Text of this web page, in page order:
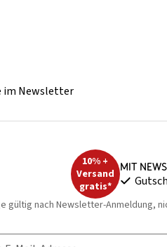
im Newsletter
10% +
Versand
gratis*
Mit
gültig nach Newsletter-Anmeldung,